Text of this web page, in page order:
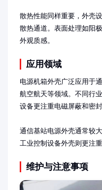
散热性能同样重要，外壳
散热通道。表面处理如阳
外观质感。
应用领域
电源机箱外壳广泛应用于
航空航天等领域。不同行
设备更注重电磁屏蔽和密封
通信基站电源外壳通常较
工业控制设备外壳则更注
维护与注意事项